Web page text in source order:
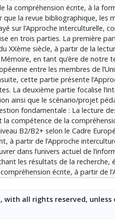
αναφερθέντων γραπτών
προσέγγιση, οι
αναγνώστριες. Ο ρόλος
la compréhension écrite, à la
la revue bibliographique, les
sur l’Approche interculturelle,
en trois parties. La première
XXème siècle, à partir de la
en tant qu’ère de notre
entre les membres de
cette partie présente
La deuxième partie focalise
ainsi que le scénario/projet
fondamentale : La lecture
la compétence de la
B2/B2+ selon le Cadre
à partir de l’Approche
dans l’univers actuel de
les résultats de la recherche,
écrite, à partir de
all rights reserved, unless